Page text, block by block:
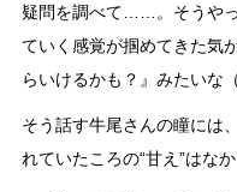
疑問を調べて……。そうや
ていく感覚が掴めてきた気
らいけるかも？』みたいな
そう話す牛尾さんの瞳には
れていたころの“甘え”はなか